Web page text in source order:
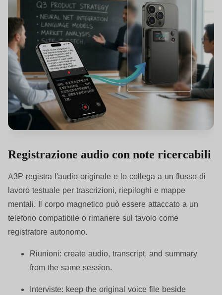
Registrazione audio con note ricercabili
A3P registra l'audio originale e lo collega a un flusso di
lavoro testuale per trascrizioni, riepiloghi e mappe
mentali. Il corpo magnetico può essere attaccato a un
telefono compatibile o rimanere sul tavolo come
registratore autonomo.
Riunioni: create audio, transcript, and summary
from the same session.
Interviste: keep the original voice file beside